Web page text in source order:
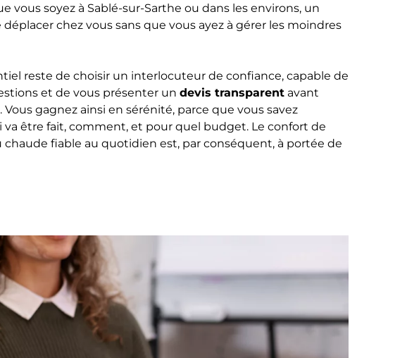
vous soyez à Sablé-sur-Sarthe ou dans les environs, un
chez vous sans que vous ayez à gérer les moindres
reste de choisir un interlocuteur de confiance, capable de
et de vous présenter un devis transparent avant
gagnez ainsi en sérénité, parce que vous savez
être fait, comment, et pour quel budget. Le confort de
chaude fiable au quotidien est, par conséquent, à portée de